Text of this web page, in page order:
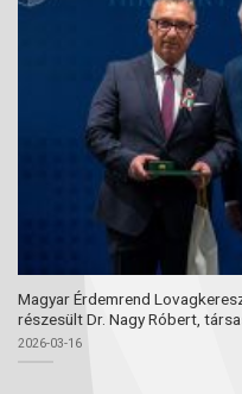
Magyar Érdemrend
részesült Dr. Nagy Róbert,
2026-03-16